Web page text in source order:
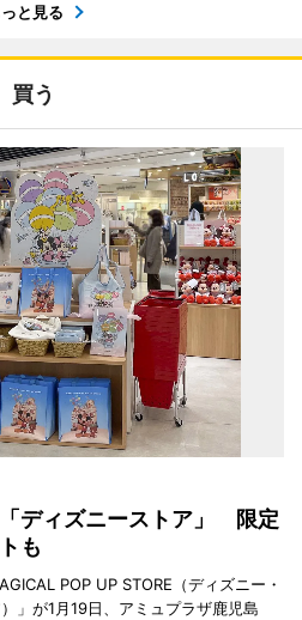
と見る
買う
ディズニーストア」 限定
も
POP UP STORE（ディズニー・
」が1月19日、アミュプラザ鹿児島